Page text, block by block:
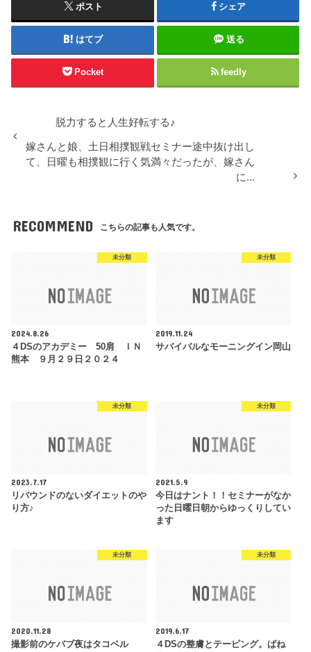
ポスト シェア
はてブ 送る
Pocket feedly
脱力すると人生好転する♪
嫁さんと娘、土日相撲観戦セミナー途中抜け出し
て、日曜も相撲観に行く気満々だったが、嫁さん
に...
RECOMMEND こちらの記事も人気です。
未分類
2024.8.26
４DSのアカデミー 50肩 ＩＮ
熊本 ９月２９日２０２４
未分類
2019.11.24
サバイバルなモーニングイン岡山
未分類
2023.7.17
リバウンドのないダイエットのや
り方♪
未分類
2021.5.9
今日はナント！！セミナーがなか
った日曜日朝からゆっくりしてい
ます
未分類
2020.11.28
撮影前のケバブ夜はタコベル
未分類
2019.6.17
４DSの整膚とテーピング。ばね